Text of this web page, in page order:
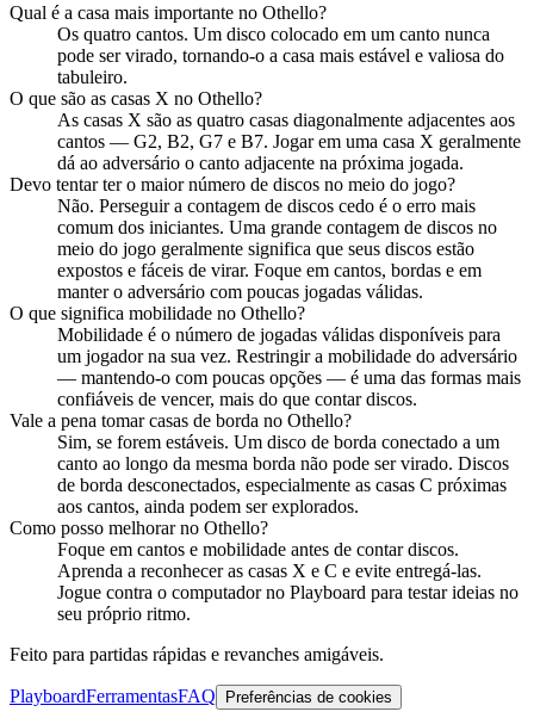
Qual é a casa mais importante no Othello?
Os quatro cantos. Um disco colocado em um canto nunca
pode ser virado, tornando-o a casa mais estável e valiosa do
tabuleiro.
O que são as casas X no Othello?
As casas X são as quatro casas diagonalmente adjacentes aos
cantos — G2, B2, G7 e B7. Jogar em uma casa X geralmente
dá ao adversário o canto adjacente na próxima jogada.
Devo tentar ter o maior número de discos no meio do jogo?
Não. Perseguir a contagem de discos cedo é o erro mais
comum dos iniciantes. Uma grande contagem de discos no
meio do jogo geralmente significa que seus discos estão
expostos e fáceis de virar. Foque em cantos, bordas e em
manter o adversário com poucas jogadas válidas.
O que significa mobilidade no Othello?
Mobilidade é o número de jogadas válidas disponíveis para
um jogador na sua vez. Restringir a mobilidade do adversário
— mantendo-o com poucas opções — é uma das formas mais
confiáveis de vencer, mais do que contar discos.
Vale a pena tomar casas de borda no Othello?
Sim, se forem estáveis. Um disco de borda conectado a um
canto ao longo da mesma borda não pode ser virado. Discos
de borda desconectados, especialmente as casas C próximas
aos cantos, ainda podem ser explorados.
Como posso melhorar no Othello?
Foque em cantos e mobilidade antes de contar discos.
Aprenda a reconhecer as casas X e C e evite entregá-las.
Jogue contra o computador no Playboard para testar ideias no
seu próprio ritmo.
Feito para partidas rápidas e revanches amigáveis.
PlayboardFerramentasFAQ Preferências de cookies